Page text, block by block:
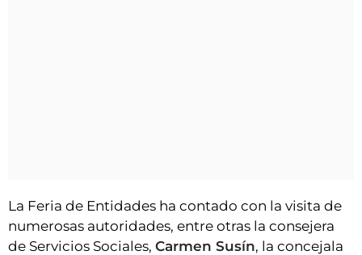
La Feria de Entidades ha contado con la visita de
numerosas autoridades, entre otras la consejera
de Servicios Sociales, Carmen Susín, la concejala